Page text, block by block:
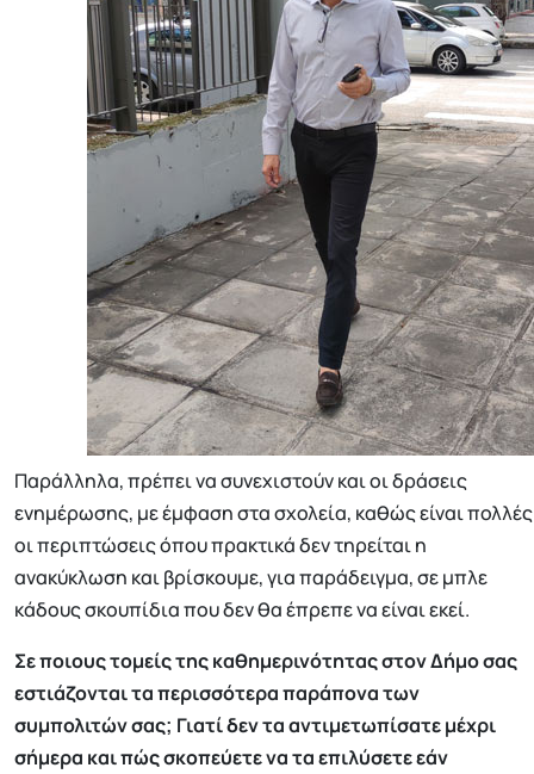
Παράλληλα, πρέπει να συνεχιστούν και οι δράσεις
ενημέρωσης, με έμφαση στα σχολεία, καθώς είναι πολλές
οι περιπτώσεις όπου πρακτικά δεν τηρείται η
ανακύκλωση και βρίσκουμε, για παράδειγμα, σε μπλε
κάδους σκουπίδια που δεν θα έπρεπε να είναι εκεί.
Σε ποιους τομείς της καθημερινότητας στον Δήμο σας
εστιάζονται τα περισσότερα παράπονα των
συμπολιτών σας; Γιατί δεν τα αντιμετωπίσατε μέχρι
σήμερα και πώς σκοπεύετε να τα επιλύσετε εάν